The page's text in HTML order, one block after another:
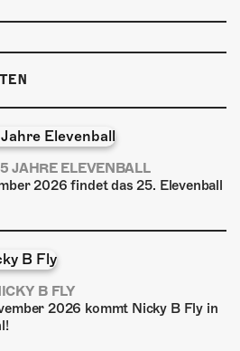
JAHRE ELEVENBALL
2026 findet das 25. Elevenball
B FLY
2026 kommt Nicky B Fly in